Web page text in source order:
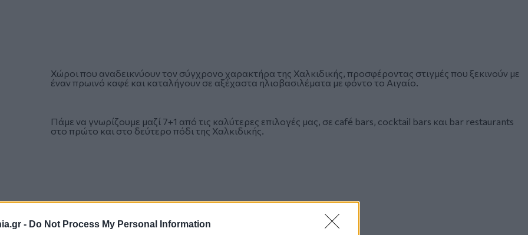
- Do Not Process My Personal Information
Χώροι που αναδεικνύουν τον σύγχρονο χαρακτήρα της Χαλκιδικής, προσφέροντας στιγμές που ξεκινούν με
έναν πρωινό καφέ και καταλήγουν σε αξέχαστα ηλιοβασιλέματα με φόντο το Αιγαίο.
Πάμε να γνωρίζουμε μαζί 7+1 από τις καλύτερες επιλογές μας, σε café bars, cocktail bars και bar restaurants
στο πρώτο και στο δεύτερο πόδι της Χαλκιδικής.